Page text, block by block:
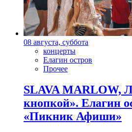
08 августа, суббота
концерты
Елагин остров
Прочее
SLAVA MARLOW,
кнопкой». Елагин
«Пикник Афиши»